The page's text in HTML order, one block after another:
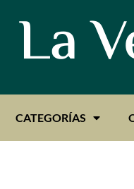
La
CATEGORÍAS